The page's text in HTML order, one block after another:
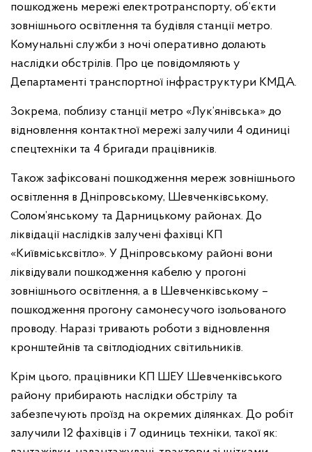
пошкоджень мережі електротранспорту, об’єкти
зовнішнього освітлення та будівля станції метро.
Комунальні служби з ночі оперативно долають
наслідки обстрілів. Про це повідомляють у
Департаменті транспортної інфраструктури КМДА.
Зокрема, поблизу станції метро «Лук’янівська» до
відновлення контактної мережі залучили 4 одиниці
спецтехніки та 4 бригади працівників.
Також зафіксовані пошкодження мереж зовнішнього
освітлення в Дніпровському, Шевченківському,
Солом’янському та Дарницькому районах. До
ліквідації наслідків залучені фахівці КП
«Київміськсвітло». У Дніпровському районі вони
ліквідували пошкодження кабелю у прогоні
зовнішнього освітлення, а в Шевченківському –
пошкодження прогону самонесучого ізольованого
проводу. Наразі тривають роботи з відновлення
кронштейнів та світлодіодних світильників.
Крім цього, працівники КП ШЕУ Шевченківського
району прибирають наслідки обстрілу та
забезпечують проїзд на окремих ділянках. До робіт
залучили 12 фахівців і 7 одиниць техніки, такої як: